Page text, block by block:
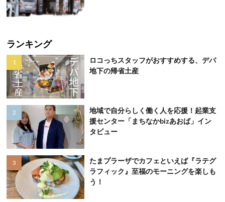
ランキング
ロコっちスタッフがおすすめする、デパ
地下の帰省土産
地域で自分らしく働く人を応援！起業支
援センター「まちなかbizあおば」イン
タビュー
たまプラーザでカフェといえば『ラテグ
ラフィック』至福のモーニングを楽しも
う！